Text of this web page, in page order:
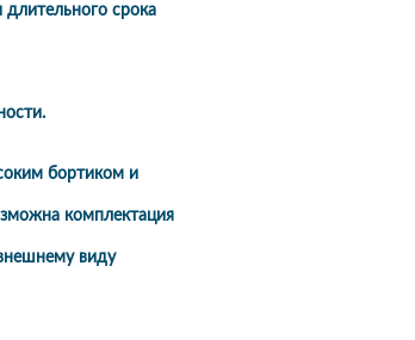
срока
бортиком и
комплектация
виду